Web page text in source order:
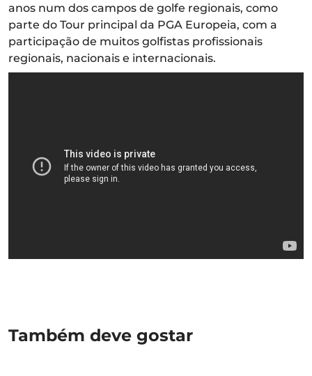
anos num dos campos de golfe regionais, como
parte do Tour principal da PGA Europeia, com a
participação de muitos golfistas profissionais
regionais, nacionais e internacionais.
Também deve gostar